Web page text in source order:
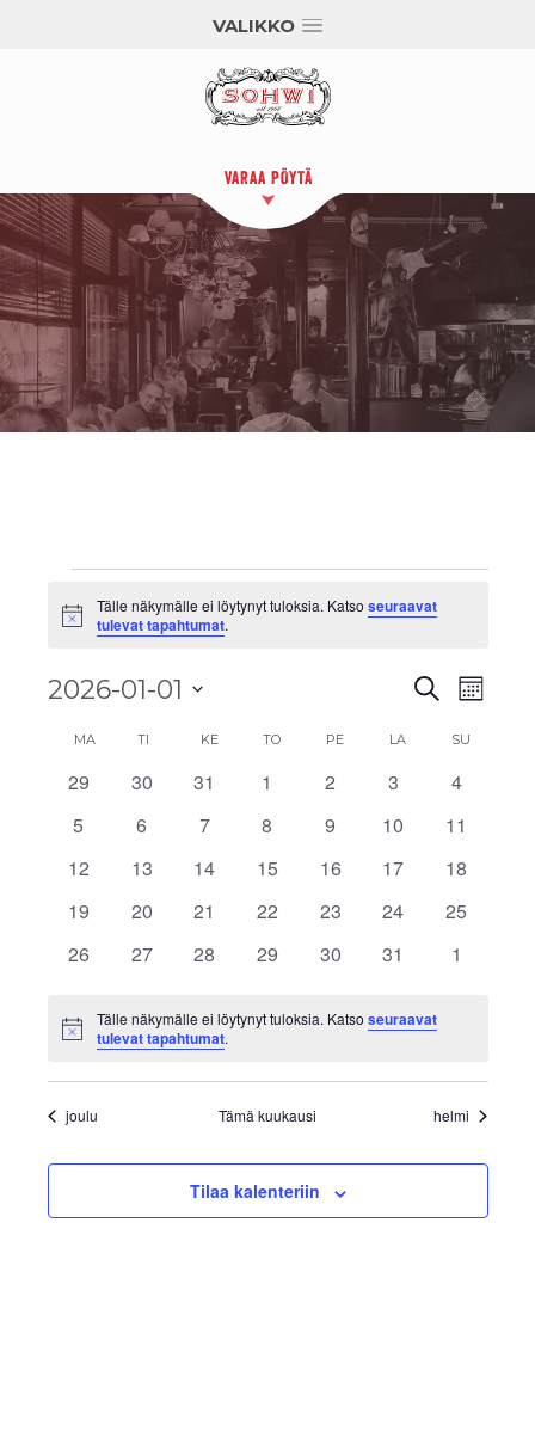
VALIKKO
VARAA PÖYTÄ
Notice
Tälle näkymälle ei löytynyt tuloksia. Katso seuraavat
tulevat tapahtumat.
Etsi
aja
Etsi
2026-01-01
Kalenteri
Tapahtumat
MA TI KE TO PE LA SU
0
29
0
30
0
31
0
1
0
2
0
3
0
4
0
5
0
6
0
7
0
8
0
9
0
10
0
11
0
12
0
13
0
14
0
15
0
16
0
17
0
18
0
19
0
20
0
21
0
22
0
23
0
24
0
25
0
26
0
27
0
28
0
29
0
30
0
31
0
1
Notice
Tälle näkymälle ei löytynyt tuloksia. Katso seuraavat
tulevat tapahtumat.
joulu Tämä kuukausi helmi
Tilaa kalenteriin